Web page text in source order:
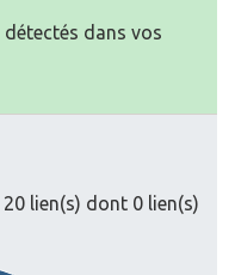
dans vos
lien(s) dont 0 lien(s)